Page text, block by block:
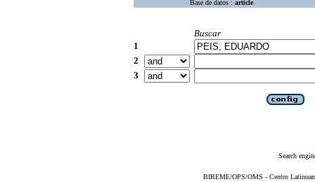
Base de datos : article
Buscar
1
2
3
Search
BIREME/OPS/OMS - Centro